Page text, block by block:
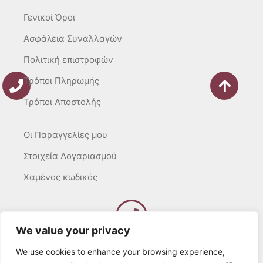
We value your privacy
We use cookies to enhance your browsing experience,
Γενικοί Όροι
Ασφάλεια Συναλλαγών
Πολιτική επιστροφών
Τρόποι Πληρωμής
Τρόποι Αποστολής
Οι Παραγγελίες μου
Στοιχεία Λογαριασμού
Χαμένος κωδικός
Καλέστε μας
Δευτ – Τετ. – Σαβ. : 10:00 – 15:00